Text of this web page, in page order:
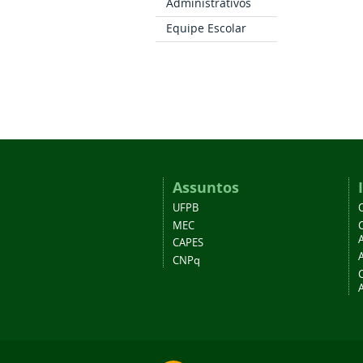
Equipe Escolar
Assuntos
UFPB
MEC
CAPES
CNPq